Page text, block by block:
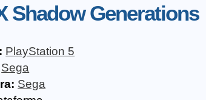
Shadow Generations
PlayStation 5
Sega
Sega